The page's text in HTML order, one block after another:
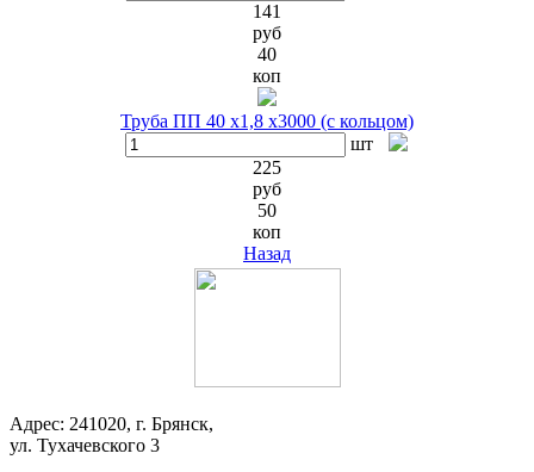
141
руб
40
коп
Труба ПП 40 х1,8 х3000 (с кольцом)
шт
225
руб
50
коп
Назад
Адрес: 241020, г. Брянск,
ул. Тухачевского 3